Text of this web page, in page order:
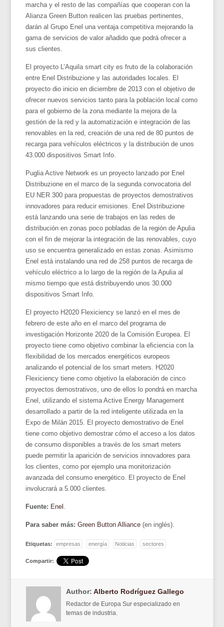
marcha y el resto de las compañías que cooperan con la
Alianza Green Button realicen las pruebas pertinentes,
darán al Grupo Enel una ventaja competitiva mejorando la
gama de servicios de valor añadido que podrá ofrecer a
sus clientes.
El proyecto L’Aquila smart city es fruto de la colaboración
entre Enel Distribuzione y las autoridades locales. El
proyecto dio inicio en diciembre de 2013 con el objetivo de
ofrecer nuevos servicios tanto para la población local como
para el gobierno de la zona mediante la mejora de la
gestión de la red y la automatización e integración de las
renovables en la red, creación de una red de 80 puntos de
recarga para vehículos eléctricos y la distribución de unos
43.000 dispositivos Smart Info.
Puglia Active Network es un proyecto lanzado por Enel
Distribuzione en el marco de la segunda convocatoria del
EU NER 300 para propuestas de proyectos demostrativos
innovadores para reducir emisiones. Enel Distribuzione
está lanzando una serie de trabajos en las redes de
distribución en zonas poco pobladas de la región de Apulia
con el fin de mejorar la integración de las renovables, cuyo
uso se encuentra generalizado en estas zonas. Asimismo
Enel está instalando una red de 258 puntos de recarga de
vehículo eléctrico a lo largo de la región de la Apulia al
mismo tiempo que está distribuyendo unos 30.000
dispositivos Smart Info.
El proyecto H2020 Flexiciency se lanzó en el mes de
febrero de este año en el marco del programa de
investigación Horizonte 2020 de la Comisión Europea. El
proyecto tiene como objetivo combinar la eficiencia con la
flexibilidad de los mercados energéticos europeos
analizando el potencial de los smart meters. H2020
Flexiciency tiene como objetivo la elaboración de cinco
proyectos demostrativos, uno de ellos lo pondrá en marcha
Enel, utilizando el sistema Active Energy Management
desarrollado a partir de la red inteligente utilizada en la
Expo de Milán 2015. El proyecto demostrativo de Enel
tiene como objetivo demostrar cómo el acceso a los datos
de consumo disponibles a través de los smart meters
puede permitir la aparición de servicios innovadores para
los clientes, como por ejemplo una monitorización
avanzada del consumo energético. El proyecto de Enel
involucrará a 5.000 clientes.
Fuente: Enel
Para saber más: Green Button Alliance (en inglés).
Etiquetas: empresas energía Noticias sectores
Compartir:
Author:Alberto Rodríguez Gallego
Redactor de Europa Sur especializado en
temas de industria.